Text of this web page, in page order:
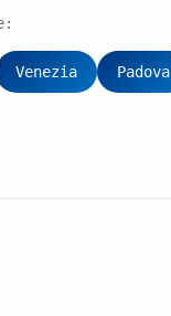
Venezia Padova